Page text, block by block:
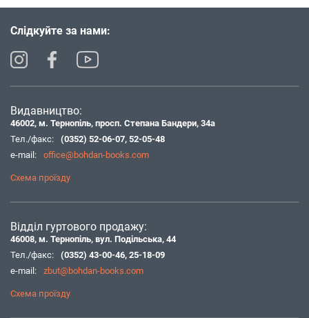
Слідкуйте за нами:
Видавництво:
46002, м. Тернопіль, просп. Степана Бандери, 34а
Тел./факс:
(0352) 52-06-07, 52-05-48
e-mail:
office@bohdan-books.com
Схема проїзду
Відділ гуртового продажу:
46008, м. Тернопіль, вул. Подільська, 44
Тел./факс:
(0352) 43-00-46, 25-18-09
e-mail:
zbut@bohdan-books.com
Схема проїзду